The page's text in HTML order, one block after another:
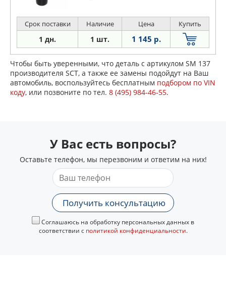
Срок поставки Наличие Цена Купить
1 дн. 1 шт. 1 145 р.
Чтобы быть уверенными, что деталь с артикулом SM 137
производителя SCT, а также ее замены подойдут на Ваш
автомобиль, воспользуйтесь бесплатным подбором по VIN
коду, или позвоните по тел. 8 (495) 984-46-55.
У Вас есть вопросы?
Оставьте телефон, мы перезвоним и ответим на них!
Получить консультацию
Соглашаюсь на обработку персональных данных в
соответствии с политикой конфиденциальности.